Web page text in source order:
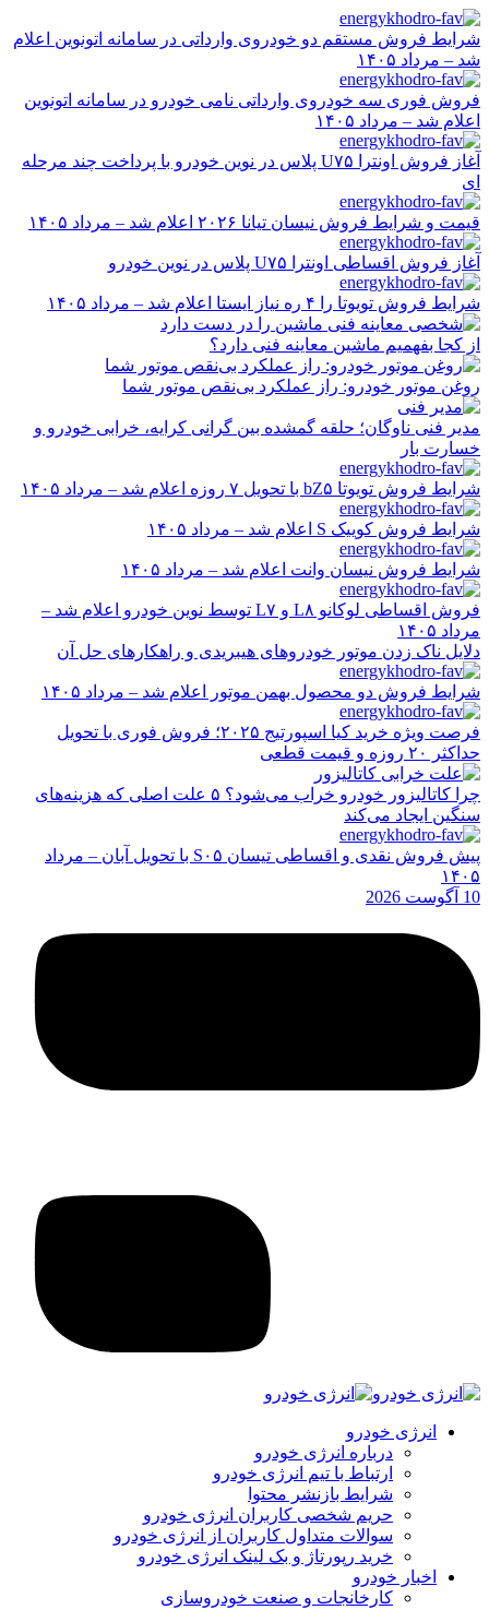
رفتن
به
محتوا
شرایط فروش مستقم دو خودروی وارداتی در سامانه اتونوین اعلام
شد – مرداد ۱۴۰۵
فروش فوری سه خودروی وارداتی نامی خودرو در سامانه اتونوین
اعلام شد – مرداد ۱۴۰۵
آغاز فروش اونترا U۷۵ پلاس در نوین خودرو با پرداخت چند مرحله
ای
قیمت و شرایط فروش نیسان تیانا ۲۰۲۶ اعلام شد – مرداد ۱۴۰۵
آغاز فروش اقساطی اونترا U۷۵ پلاس در نوین خودرو
شرایط فروش تویوتا را ۴ ره نیاز ایستا اعلام شد – مرداد ۱۴۰۵
از کجا بفهمیم ماشین معاینه فنی دارد؟
روغن موتور خودرو: راز عملکرد بی‌نقص موتور شما
مدیر فنی ناوگان؛ حلقه گمشده بین گرانی کرایه، خرابی خودرو و
خسارت بار
شرایط فروش تویوتا bZ۵ با تحویل ۷ روزه اعلام شد – مرداد ۱۴۰۵
شرایط فروش کوییک S اعلام شد – مرداد ۱۴۰۵
شرایط فروش نیسان وانت اعلام شد – مرداد ۱۴۰۵
فروش اقساطی لوکانو L۸ و L۷ توسط نوین خودرو اعلام شد –
مرداد ۱۴۰۵
دلایل ناک زدن موتور خودروهای هیبریدی و راهکارهای حل آن
شرایط فروش دو محصول بهمن موتور اعلام شد – مرداد ۱۴۰۵
فرصت ویژه خرید کیا اسپورتیج ۲۰۲۵؛ فروش فوری با تحویل
حداکثر ۲۰ روزه و قیمت قطعی
چرا کاتالیزور خودرو خراب می‌شود؟ ۵ علت اصلی که هزینه‌های
سنگین ایجاد می‌کند
پیش فروش نقدی و اقساطی تیسان S۰۵ با تحویل آبان – مرداد
۱۴۰۵
10 آگوست 2026
انرژی خودرو
درباره انرژی خودرو
ارتباط با تیم انرژی خودرو
شرایط بازنشر محتوا
حریم شخصی کاربران انرژی خودرو
سوالات متداول کاربران از انرژی خودرو
خرید رپورتاژ و بک لینک انرژی خودرو
اخبار خودرو
کارخانجات و صنعت خودروسازی